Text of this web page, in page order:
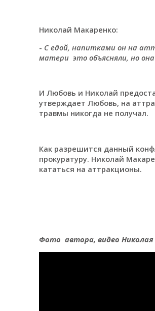
Николай Макаренко:
- С едой, напитками он на
матери это объясняли, но она
И Любовь и Николай
утверждает Любовь, на
травмы никогда не получал.
Как разрешится данный
прокуратуру. Николай
кататься на аттракционы.
Фото автора, видео